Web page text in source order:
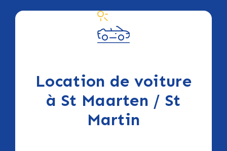
Location de voiture
à St Maarten / St
Martin